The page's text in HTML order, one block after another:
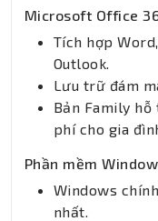
Microsoft Office
Tích hợp
Outlook.
Lưu trữ đám
Bản Family
phí cho gia
Phần mềm
Windows
nhất.